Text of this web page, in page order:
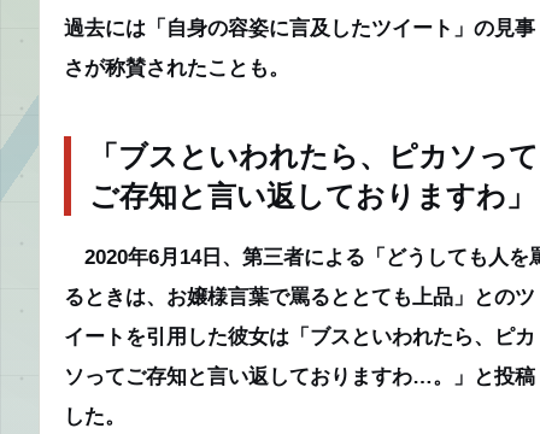
過去には「自身の容姿に言及したツイート」の見事
さが称賛されたことも。
「ブスといわれたら、ピカソって
ご存知と言い返しておりますわ」
2020年6月14日、第三者による「どうしても人を
るときは、お嬢様言葉で罵るととても上品」とのツ
イートを引用した彼女は「ブスといわれたら、ピカ
ソってご存知と言い返しておりますわ…。」と投稿
した。